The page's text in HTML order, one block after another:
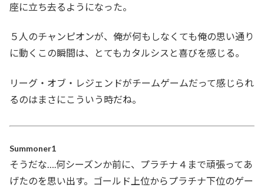
座に立ち去るようになった。
５人のチャンピオンが、俺が何もしなくても俺の思い通り
に動くこの瞬間は、とてもカタルシスと喜びを感じる。
リーグ・オブ・レジェンドがチームゲームだって感じられ
るのはまさにこういう時だね。
Summoner1
そうだな….何シーズンか前に、プラチナ４まで頑張ってあ
げたのを思い出す。ゴールド上位からプラチナ下位のゲー